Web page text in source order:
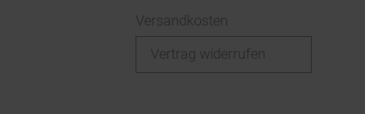
Versandkosten
Vertrag widerrufen